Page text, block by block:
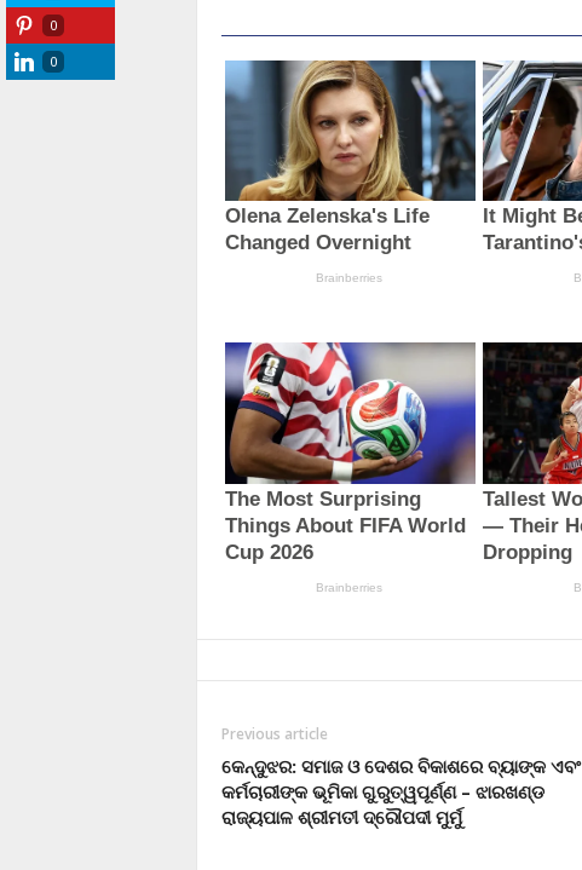
Previous article
କେନ୍ଦୁଝର: ସମାଜ ଓ ଦେଶର ବିକାଶରେ ବ୍ୟାଙ୍କ ଏବଂ
କର୍ମଚାରୀଙ୍କ ଭୂମିକା ଗୁରୁତ୍ୱପୂର୍ଣ୍ଣ – ଝାରଖଣ୍ଡ
ରାଜ୍ୟପାଳ ଶ୍ରୀମତୀ ଦ୍ରୌପଦୀ ମୁର୍ମୁ
0
0